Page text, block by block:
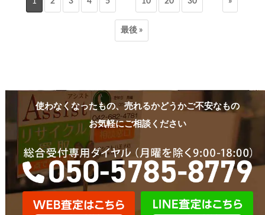
最後 »
使わなくなったもの、売れるかどうかご不安なもの
お気軽にご相談ください